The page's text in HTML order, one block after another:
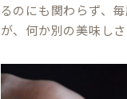
るのにも関わらず、
が、何か別の美味し